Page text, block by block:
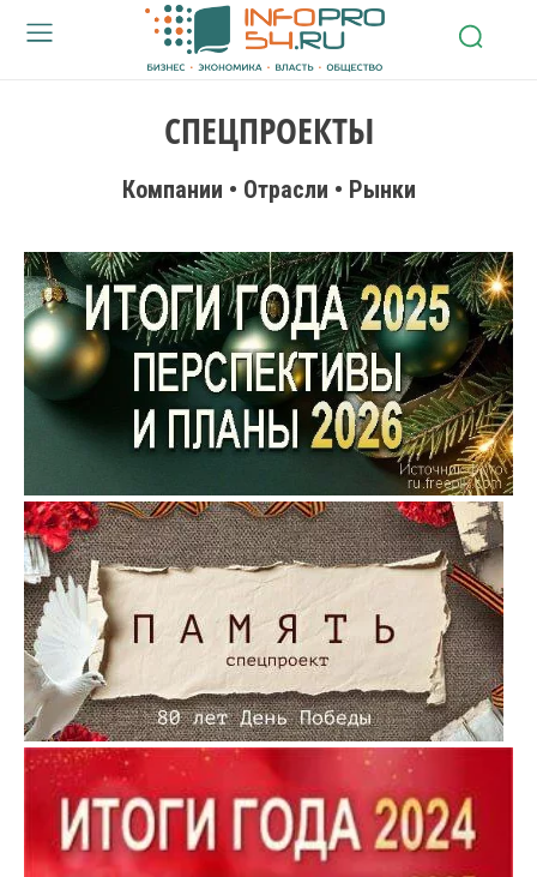
СПЕЦПРОЕКТЫ
Компании • Отрасли • Рынки